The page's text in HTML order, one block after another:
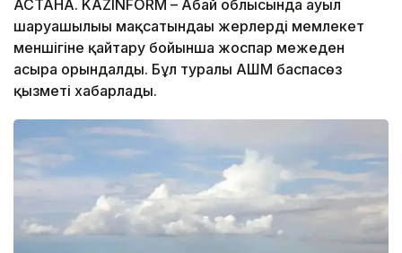
АСТАНА. KAZINFORM – Абай облысында ауыл
шаруашылығы мақсатындағы жерлерді мемлекет
меншігіне қайтару бойынша жоспар межеден
асыра орындалды. Бұл туралы АШМ баспасөз
қызметі хабарлады.